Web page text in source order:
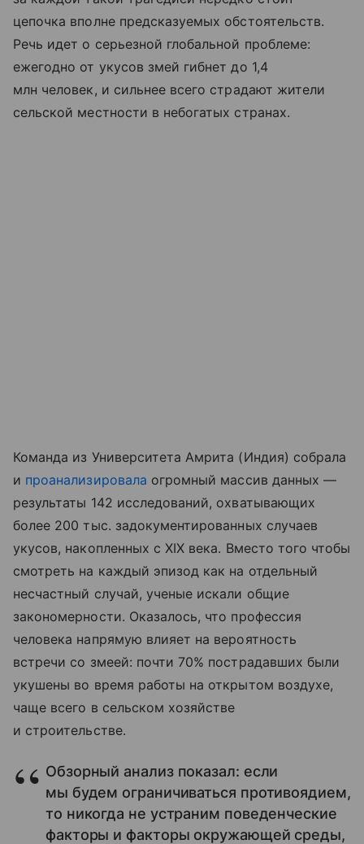
цепочка вполне предсказуемых обстоятельств.
Речь идет о серьезной глобальной проблеме:
ежегодно от укусов змей гибнет до 1,4
млн человек, и сильнее всего страдают жители
сельской местности в небогатых странах.
Команда из Университета Амрита (Индия) собрала
и проанализировала огромный массив данных —
результаты 142 исследований, охватывающих
более 200 тыс. задокументированных случаев
укусов, накопленных с XIX века. Вместо того чтобы
смотреть на каждый эпизод как на отдельный
несчастный случай, ученые искали общие
закономерности. Оказалось, что профессия
человека напрямую влияет на вероятность
встречи со змеей: почти 70% пострадавших были
укушены во время работы на открытом воздухе,
чаще всего в сельском хозяйстве
и строительстве.
Обзорный анализ показал: если
мы будем ограничиваться противоядием,
то никогда не устраним поведенческие
факторы и факторы окружающей среды,